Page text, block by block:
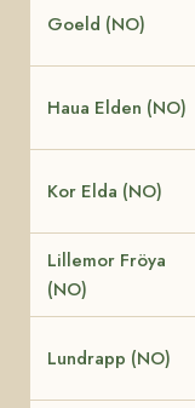
Goeld (NO)
Haua Elden (NO)
Kor Elda (NO)
Lillemor Fröya
(NO)
Lundrapp (NO)